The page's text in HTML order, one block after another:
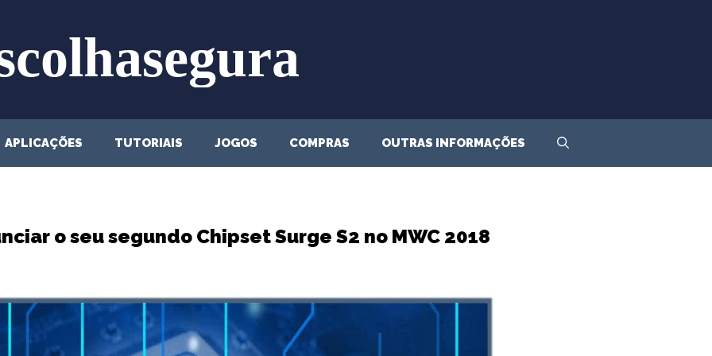
APLICAÇÕES TUTORIAIS JOGOS COMPRAS OUTRAS INFORMAÇÕES
o seu segundo Chipset Surge S2 no MWC 2018